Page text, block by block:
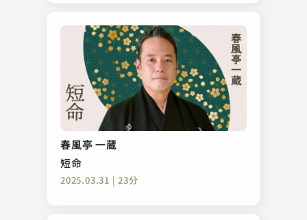
春風亭 一蔵
短命
2025.03.31 | 23分